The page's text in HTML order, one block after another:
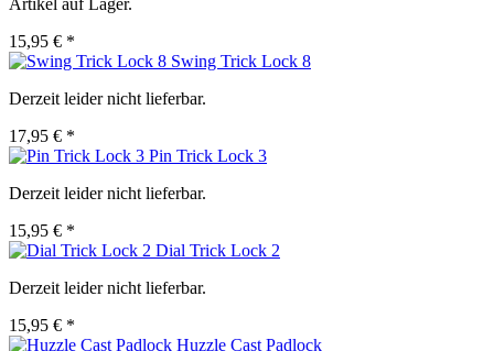
Artikel auf Lager.
15,95 € *
Swing Trick Lock 8
Derzeit leider nicht lieferbar.
17,95 € *
Pin Trick Lock 3
Derzeit leider nicht lieferbar.
15,95 € *
Dial Trick Lock 2
Derzeit leider nicht lieferbar.
15,95 € *
Huzzle Cast Padlock